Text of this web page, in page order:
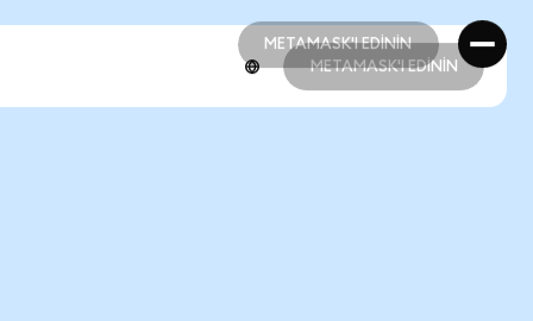
METAMASK'I EDİNİN
METAMASK'I EDİNİN
METAMASK'I EDİNİN